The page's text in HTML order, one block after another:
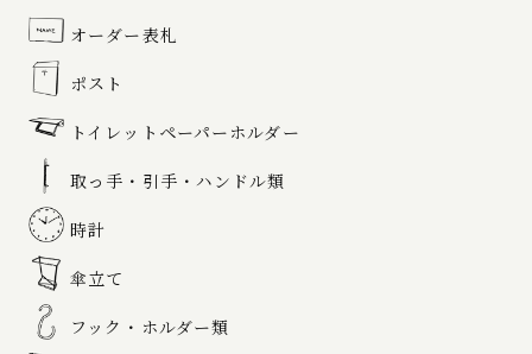
オーダー表札
ポスト
トイレットペーパーホルダー
取っ手・引手・ハンドル類
時計
傘立て
フック・ホルダー類